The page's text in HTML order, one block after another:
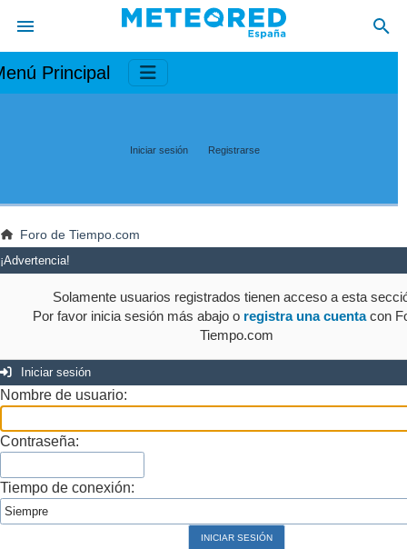
Principal
Iniciar sesión Registrarse
Foro de Tiempo.com
¡Advertencia!
Solamente usuarios registrados tienen acceso a esta
Por favor inicia sesión más abajo o registra una cuentacon
Tiempo.com
Iniciar sesión
Nombre de usuario:
Contraseña:
Tiempo de conexión: